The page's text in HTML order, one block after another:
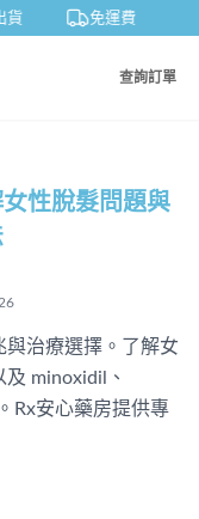
免運費
查詢訂單
性脫髮問題與
治療選擇。了解女
minoxidil、
Rx安心藥房提供專